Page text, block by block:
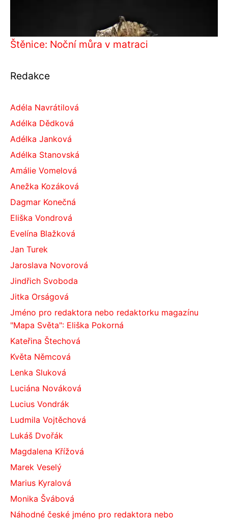
Štěnice: Noční můra v matraci
Redakce
Adéla Navrátilová
Adélka Dědková
Adélka Janková
Adélka Stanovská
Amálie Vomelová
Anežka Kozáková
Dagmar Konečná
Eliška Vondrová
Evelína Blažková
Jan Turek
Jaroslava Novorová
Jindřich Svoboda
Jitka Orságová
Jméno pro redaktora nebo redaktorku magazínu
"Mapa Světa": Eliška Pokorná
Kateřina Štechová
Květa Němcová
Lenka Sluková
Luciána Nováková
Lucius Vondrák
Ludmila Vojtěchová
Lukáš Dvořák
Magdalena Křížová
Marek Veselý
Marius Kyralová
Monika Švábová
Náhodné české jméno pro redaktora nebo